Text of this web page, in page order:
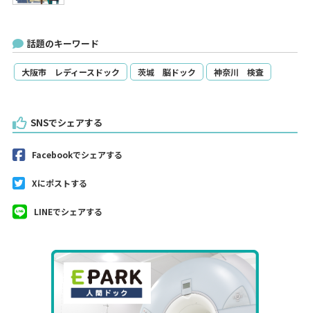
話題のキーワード
大阪市 レディースドック 茨城 脳ドック 神奈川 検査
SNSでシェアする
Facebookでシェアする
Xにポストする
LINEでシェアする